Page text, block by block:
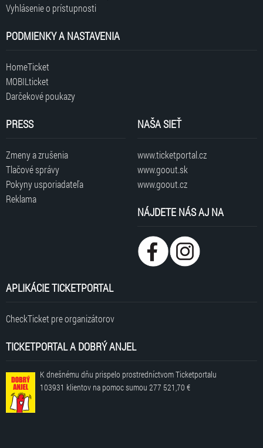
Vyhlásenie o prístupnosti
PODMIENKY A NASTAVENIA
HomeTicket
MOBILticket
Darčekové poukazy
PRESS
Zmeny a zrušenia
Tlačové správy
Pokyny usporiadateľa
Reklama
NAŠA SIEŤ
www.ticketportal.cz
www.goout.sk
www.goout.cz
NÁJDETE NÁS AJ NA
APLIKÁCIE TICKETPORTAL
CheckTicket pre organizátorov
TICKETPORTAL A DOBRÝ ANJEL
K dnešnému dňu prispelo prostredníctvom Ticketportalu
103931 klientov na pomoc sumou 277 521,70 €